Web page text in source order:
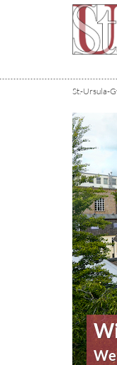
Zum Inhalt springen
St.-Ursula-